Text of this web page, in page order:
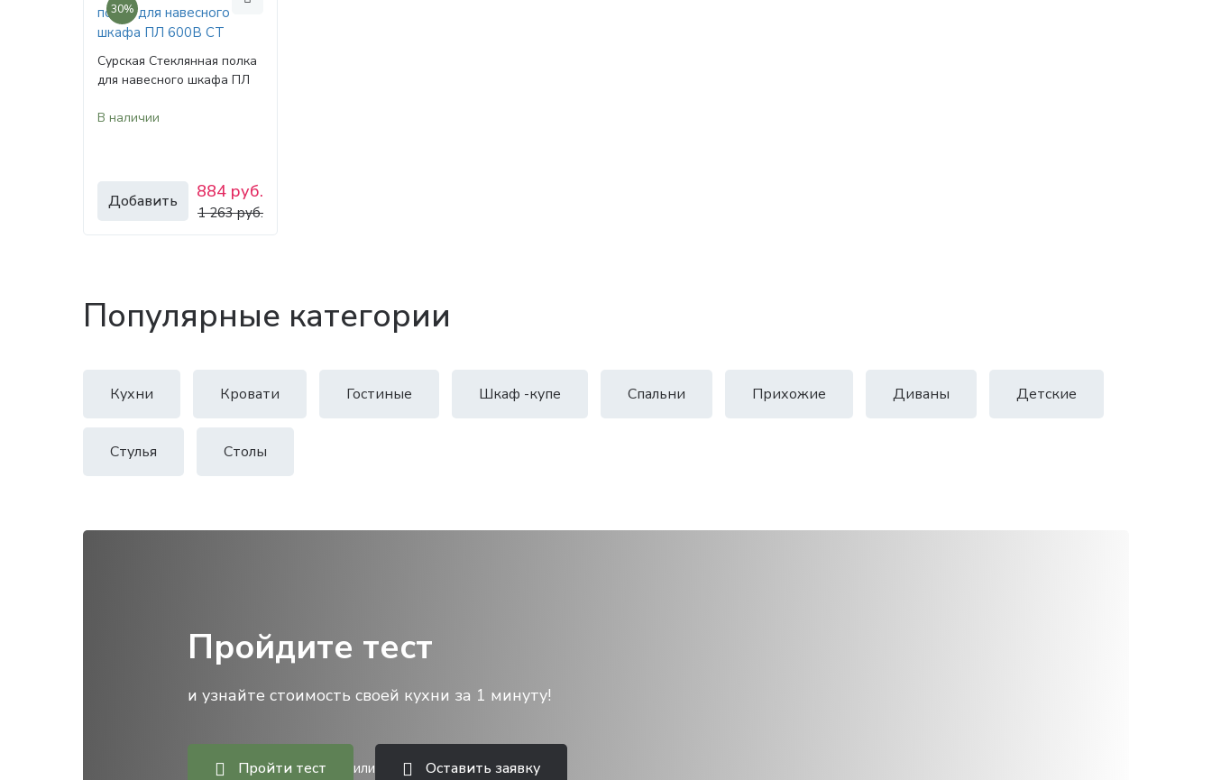
30%
Сурская Стеклянная полка
для навесного шкафа ПЛ
В наличии
Добавить 884 руб.
1 263 руб.
Популярные категории
Кухни Кровати Гостиные Шкаф -купе Спальни Прихожие Диваны Детские
Стулья Столы
Пройдите тест
и узнайте стоимость своей кухни за 1 минуту!
Пройти тест или Оставить заявку